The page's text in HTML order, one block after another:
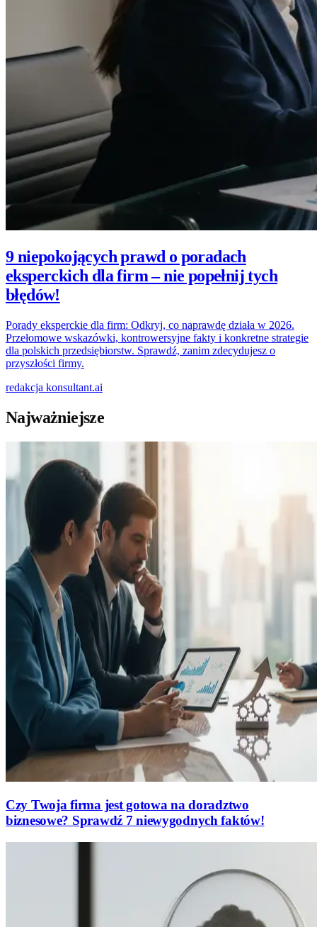
9 niepokojących prawd o poradach
eksperckich dla firm – nie popełnij tych
błędów!
Porady eksperckie dla firm: Odkryj, co naprawdę działa w 2026.
Przełomowe wskazówki, kontrowersyjne fakty i konkretne strategie
dla polskich przedsiębiorstw. Sprawdź, zanim zdecydujesz o
przyszłości firmy.
redakcja konsultant.ai
Najważniejsze
Czy Twoja firma jest gotowa na doradztwo
biznesowe? Sprawdź 7 niewygodnych faktów!